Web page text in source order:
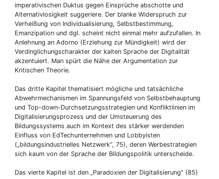
imperativischen Duktus gegen Einsprüche abschotte und
Alternativlosigkeit suggeriere. Der blanke Widerspruch zur
Verheißung von Individualisierung, Selbstbestimmung,
Emanzipation und dgl. scheint nicht einmal mehr aufzufallen. In
Anlehnung an Adorno (Erziehung zur Mündigkeit) wird der
Verdinglichungscharakter der kalten Sprache der Digitalität
akzentuiert. Man spürt die Nähe der Argumentation zur
Kritischen Theorie.
Das dritte Kapitel thematisiert mögliche und tatsächliche
Abwehrmechanismen im Spannungsfeld von Selbstbehauptung
und Top-down-Durchsetzungsstrategien und Konfliktlinien im
Digitalisierungsprozess und der Umsteuerung des
Bildungssystems auch im Kontext des stärker werdenden
Einfluss von EdTechunternehmen und Lobbyisten
(„bildungsindustrielles Netzwerk“, 75), deren Werbestrategien
sich kaum von der Sprache der Bildungspolitik unterscheide.
Das vierte Kapitel ist den „Paradoxien der Digitalisierung“ (85)